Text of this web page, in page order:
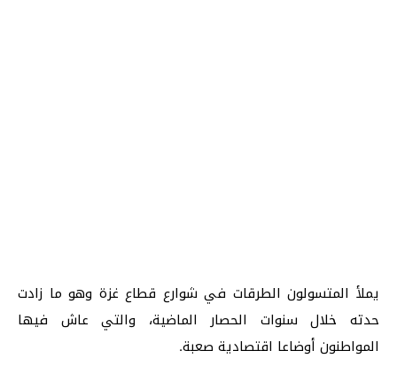
يملأ المتسولون الطرقات في شوارع قطاع غزة وهو ما زادت
حدته خلال سنوات الحصار الماضية، والتي عاش فيها
المواطنون أوضاعا اقتصادية صعبة.